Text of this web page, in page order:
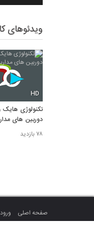
ویدئوهای
HD
تکنولوژی
دوربین های
۷۸ بازدید
صفحه اصلی